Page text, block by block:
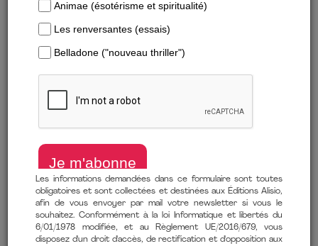
Formats numériques
Les informations demandées dans ce formulaire sont toutes
obligatoires et sont collectées et destinées aux Éditions Alisio,
afin de vous envoyer par mail votre newsletter si vous le
souhaitez. Conformément à la loi Informatique et libertés du
6/01/1978 modifiée, et au Règlement UE/2016/679, vous
disposez d'un droit d'accès, de rectification et d'opposition aux